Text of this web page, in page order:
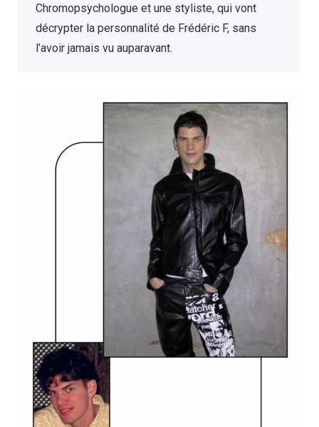
Chromopsychologue et une styliste, qui vont
décrypter la personnalité de Frédéric F, sans
l’avoir jamais vu auparavant.